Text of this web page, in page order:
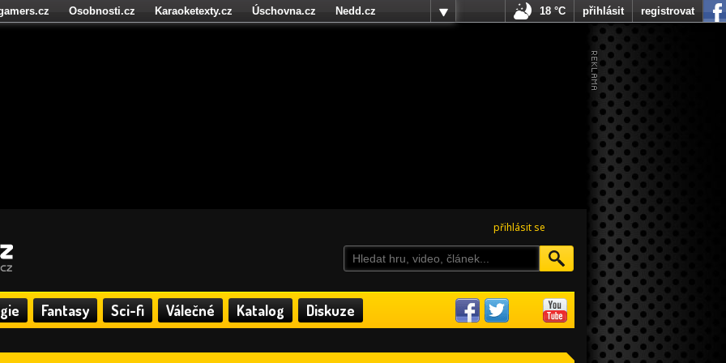
přihlásit se
Fantasy Sci-fi Válečné Katalog Diskuze
Osobnosti.cz Karaoketexty.cz Úschovna.cz
Nedd.cz
18 °C přihlásit registrovat